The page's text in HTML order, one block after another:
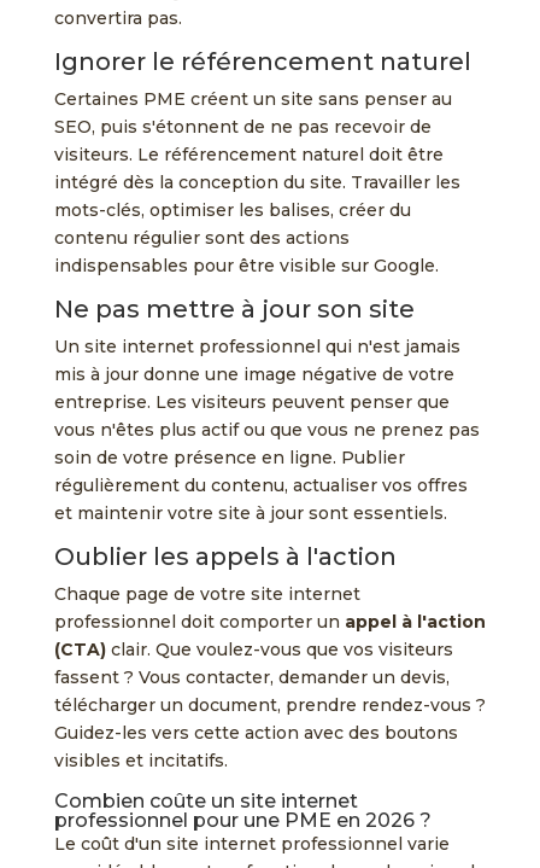
convertira pas.
Ignorer le référencement naturel
Certaines PME créent un site sans penser au
SEO, puis s'étonnent de ne pas recevoir de
visiteurs. Le référencement naturel doit être
intégré dès la conception du site. Travailler les
mots-clés, optimiser les balises, créer du
contenu régulier sont des actions
indispensables pour être visible sur Google.
Ne pas mettre à jour son site
Un site internet professionnel qui n'est jamais
mis à jour donne une image négative de votre
entreprise. Les visiteurs peuvent penser que
vous n'êtes plus actif ou que vous ne prenez pas
soin de votre présence en ligne. Publier
régulièrement du contenu, actualiser vos offres
et maintenir votre site à jour sont essentiels.
Oublier les appels à l'action
Chaque page de votre site internet
professionnel doit comporter un appel à l'action
(CTA)clair. Que voulez-vous que vos visiteurs
fassent ? Vous contacter, demander un devis,
télécharger un document, prendre rendez-vous ?
Guidez-les vers cette action avec des boutons
visibles et incitatifs.
Combien coûte un site internet
professionnel pour une PME en 2026 ?
Le coût d'un site internet professionnel varie